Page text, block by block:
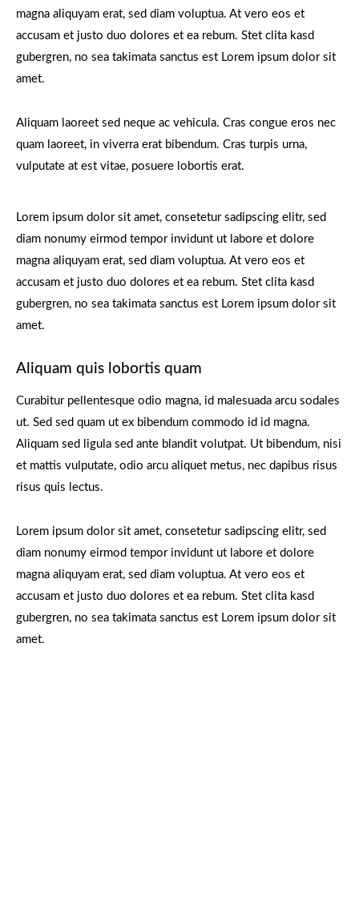
magna aliquyam erat, sed diam voluptua. At vero eos et
accusam et justo duo dolores et ea rebum. Stet clita kasd
gubergren, no sea takimata sanctus est Lorem ipsum dolor sit
amet.
Aliquam laoreet sed neque ac vehicula. Cras congue eros nec
quam laoreet, in viverra erat bibendum. Cras turpis urna,
vulputate at est vitae, posuere lobortis erat.
Lorem ipsum dolor sit amet, consetetur sadipscing elitr, sed
diam nonumy eirmod tempor invidunt ut labore et dolore
magna aliquyam erat, sed diam voluptua. At vero eos et
accusam et justo duo dolores et ea rebum. Stet clita kasd
gubergren, no sea takimata sanctus est Lorem ipsum dolor sit
amet.
Aliquam quis lobortis quam
Curabitur pellentesque odio magna, id malesuada arcu sodales
ut. Sed sed quam ut ex bibendum commodo id id magna.
Aliquam sed ligula sed ante blandit volutpat. Ut bibendum, nisi
et mattis vulputate, odio arcu aliquet metus, nec dapibus risus
risus quis lectus.
Lorem ipsum dolor sit amet, consetetur sadipscing elitr, sed
diam nonumy eirmod tempor invidunt ut labore et dolore
magna aliquyam erat, sed diam voluptua. At vero eos et
accusam et justo duo dolores et ea rebum. Stet clita kasd
gubergren, no sea takimata sanctus est Lorem ipsum dolor sit
amet.